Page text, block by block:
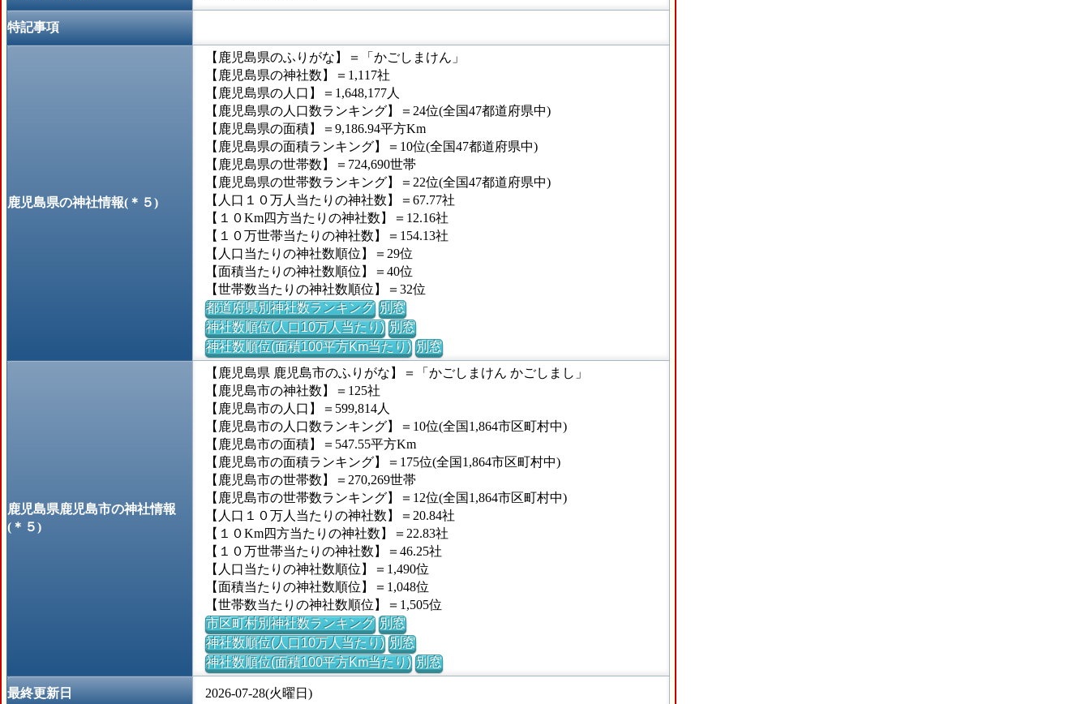
特記事項
鹿児島県の神社情報(＊５)
【鹿児島県のふりがな】＝「かごしまけん」
【鹿児島県の神社数】＝1,117社
【鹿児島県の人口】＝1,648,177人
【鹿児島県の人口数ランキング】＝24位(全国47都道府県中)
【鹿児島県の面積】＝9,186.94平方Km
【鹿児島県の面積ランキング】＝10位(全国47都道府県中)
【鹿児島県の世帯数】＝724,690世帯
【鹿児島県の世帯数ランキング】＝22位(全国47都道府県中)
【人口１０万人当たりの神社数】＝67.77社
【１０Km四方当たりの神社数】＝12.16社
【１０万世帯当たりの神社数】＝154.13社
【人口当たりの神社数順位】＝29位
【面積当たりの神社数順位】＝40位
【世帯数当たりの神社数順位】＝32位
都道府県別神社数ランキング 別窓
神社数順位(人口10万人当たり) 別窓
神社数順位(面積100平方Km当たり) 別窓
鹿児島県鹿児島市の神社情報
(＊５)
【鹿児島県 鹿児島市のふりがな】＝「かごしまけん かごしまし」
【鹿児島市の神社数】＝125社
【鹿児島市の人口】＝599,814人
【鹿児島市の人口数ランキング】＝10位(全国1,864市区町村中)
【鹿児島市の面積】＝547.55平方Km
【鹿児島市の面積ランキング】＝175位(全国1,864市区町村中)
【鹿児島市の世帯数】＝270,269世帯
【鹿児島市の世帯数ランキング】＝12位(全国1,864市区町村中)
【人口１０万人当たりの神社数】＝20.84社
【１０Km四方当たりの神社数】＝22.83社
【１０万世帯当たりの神社数】＝46.25社
【人口当たりの神社数順位】＝1,490位
【面積当たりの神社数順位】＝1,048位
【世帯数当たりの神社数順位】＝1,505位
市区町村別神社数ランキング 別窓
神社数順位(人口10万人当たり) 別窓
神社数順位(面積100平方Km当たり) 別窓
最終更新日 2026-07-28(火曜日)